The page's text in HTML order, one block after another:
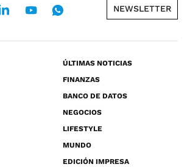
NEWSLETTER
ÚLTIMAS NOTICIAS
FINANZAS
BANCO DE DATOS
NEGOCIOS
LIFESTYLE
MUNDO
EDICIÓN IMPRESA